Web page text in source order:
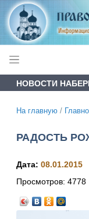
НОВОСТИ
На главную /
РАДОСТЬ
Дата: 08.01.2015
Просмотров: 4778